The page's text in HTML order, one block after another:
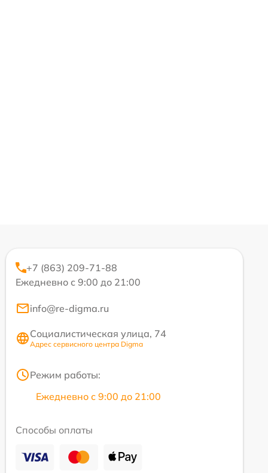
+7 (863) 209-71-88
Ежедневно с 9:00 до 21:00
info@re-digma.ru
Социалистическая улица, 74
Адрес сервисного центра Digma
Режим работы:
Ежедневно с 9:00 до 21:00
Способы оплаты